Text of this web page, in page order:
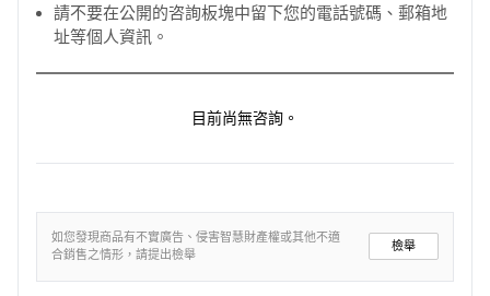
請不要在公開的咨詢板塊中留下您的電話號碼、郵箱地
址等個人資訊。
目前尚無咨詢。
如您發現商品有不實廣告、侵害智慧財產權或其他不適
合銷售之情形，請提出檢舉
檢舉